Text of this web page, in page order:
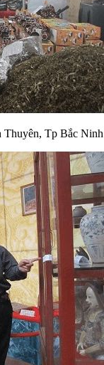
Tp Bắc Ninh